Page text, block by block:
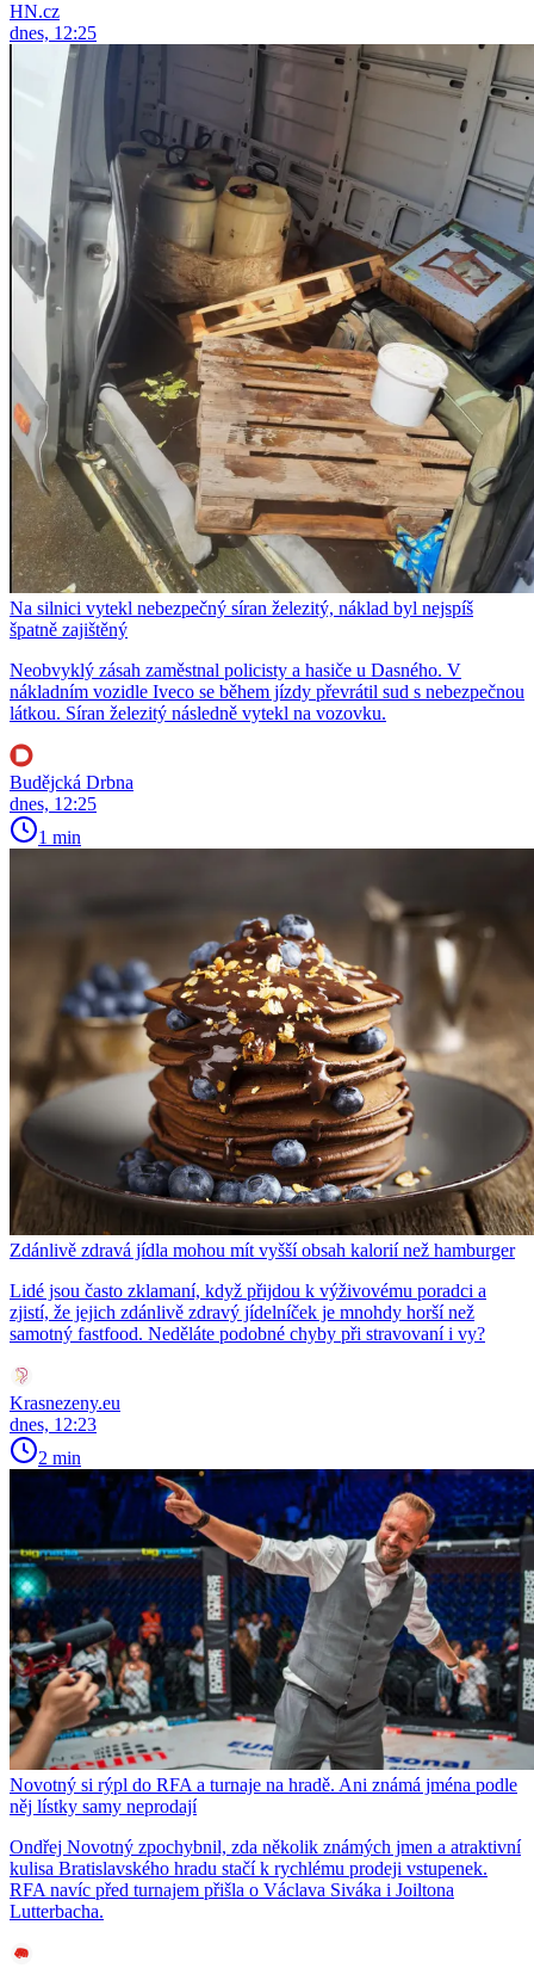
HN.cz
dnes, 12:25
Na silnici vytekl nebezpečný síran železitý, náklad byl nejspíš
špatně zajištěný
Neobvyklý zásah zaměstnal policisty a hasiče u Dasného. V
nákladním vozidle Iveco se během jízdy převrátil sud s nebezpečnou
látkou. Síran železitý následně vytekl na vozovku.
Budějcká Drbna
dnes, 12:25
1 min
Zdánlivě zdravá jídla mohou mít vyšší obsah kalorií než hamburger
Lidé jsou často zklamaní, když přijdou k výživovému poradci a
zjistí, že jejich zdánlivě zdravý jídelníček je mnohdy horší než
samotný fastfood. Neděláte podobné chyby při stravovaní i vy?
Krasnezeny.eu
dnes, 12:23
2 min
Novotný si rýpl do RFA a turnaje na hradě. Ani známá jména podle
něj lístky samy neprodají
Ondřej Novotný zpochybnil, zda několik známých jmen a atraktivní
kulisa Bratislavského hradu stačí k rychlému prodeji vstupenek.
RFA navíc před turnajem přišla o Václava Siváka i Joiltona
Lutterbacha.